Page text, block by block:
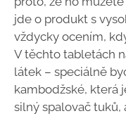
jde o produkt s
vždycky ocením,
V těchto tabletách
látek – speciálně
kambodžské, která
silný spalovač tuků,